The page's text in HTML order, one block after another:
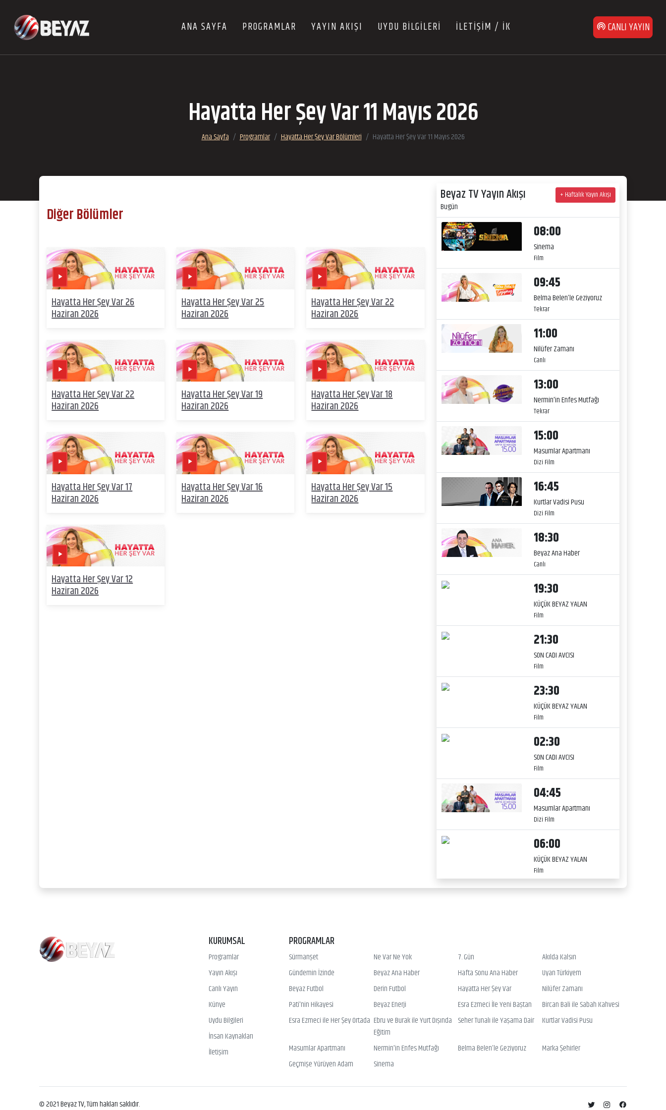
ANA SAYFA PROGRAMLAR YAYIN AKIŞI UYDU BİLGİLERİ İLETİŞİM / İK CANLI YAYIN
Hayatta Her Şey Var 11 Mayıs 2026
Ana Sayfa Programlar Hayatta Her Şey Var Bölümleri Hayatta Her Şey Var 11 Mayıs 2026
Diğer Bölümler
Hayatta Her Şey Var 26
Haziran 2026
Hayatta Her Şey Var 25
Haziran 2026
Hayatta Her Şey Var 22
Haziran 2026
Hayatta Her Şey Var 22
Haziran 2026
Hayatta Her Şey Var 19
Haziran 2026
Hayatta Her Şey Var 18
Haziran 2026
Hayatta Her Şey Var 17
Haziran 2026
Hayatta Her Şey Var 16
Haziran 2026
Hayatta Her Şey Var 15
Haziran 2026
Hayatta Her Şey Var 12
Haziran 2026
Beyaz TV Yayın Akışı
Bugün
+ Haftalık Yayın Akışı
08:00
Sinema
Film
09:45
Belma Belen’le Geziyoruz
Tekrar
11:00
Nilüfer Zamanı
Canlı
13:00
Nermin'in Enfes Mutfağı
Tekrar
15:00
Masumlar Apartmanı
Dizi Film
16:45
Kurtlar Vadisi Pusu
Dizi Film
18:30
Beyaz Ana Haber
Canlı
19:30
KÜÇÜK BEYAZ YALAN
Film
21:30
SON CADI AVCISI
Film
23:30
KÜÇÜK BEYAZ YALAN
Film
02:30
SON CADI AVCISI
Film
04:45
Masumlar Apartmanı
Dizi Film
06:00
KÜÇÜK BEYAZ YALAN
Film
KURUMSAL
Programlar
Yayın Akışı
Canlı Yayın
Künye
Uydu Bilgileri
İnsan Kaynakları
İletişim
PROGRAMLAR
Sürmanşet Ne Var Ne Yok 7. Gün
Akılda Kalsın
Gündemin İzinde
Beyaz Ana Haber Hafta Sonu Ana Haber
Uyan Türkiyem
Beyaz Futbol
Derin Futbol Hayatta Her Şey Var
Nilüfer Zamanı
Pati'nin Hikayesi
Beyaz Enerji Esra Ezmeci İle Yeni Baştan
Bircan Bali ile Sabah Kahvesi
Esra Ezmeci ile Her Şey Ortada Ebru ve Burak ile Yurt Dışında
Eğitim
Seher Tunalı ile Yaşama Dair Kurtlar Vadisi Pusu
Masumlar Apartmanı Nermin'in Enfes Mutfağı Belma Belen’le Geziyoruz
Marka Şehirler
Geçmişe Yürüyen Adam
Sinema
© 2021 Beyaz TV, Tüm hakları saklıdır.